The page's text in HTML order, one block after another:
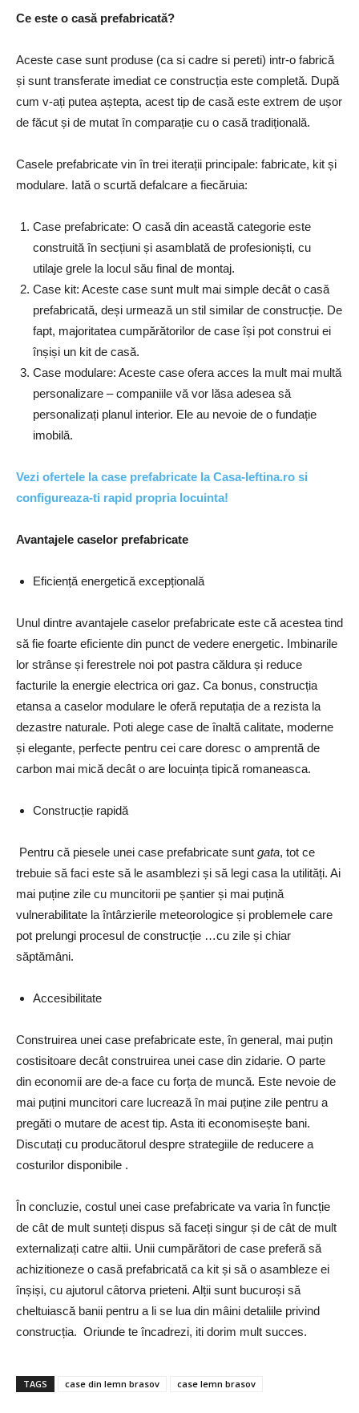
Ce este o casă prefabricată?
Aceste case sunt produse (ca si cadre si pereti) intr-o fabrică
și sunt transferate imediat ce construcția este completă. După
cum v-ați putea aștepta, acest tip de casă este extrem de ușor
de făcut și de mutat în comparație cu o casă tradițională.
Casele prefabricate vin în trei iterații principale: fabricate, kit și
modulare. Iată o scurtă defalcare a fiecăruia:
Case prefabricate: O casă din această categorie este
construită în secțiuni și asamblată de profesioniști, cu
utilaje grele la locul său final de montaj.
Case kit: Aceste case sunt mult mai simple decât o casă
prefabricată, deși urmează un stil similar de construcție. De
fapt, majoritatea cumpărătorilor de case își pot construi ei
înșiși un kit de casă.
Case modulare: Aceste case ofera acces la mult mai multă
personalizare – companiile vă vor lăsa adesea să
personalizați planul interior. Ele au nevoie de o fundație
imobilă.
Vezi ofertele la case prefabricate la Casa-Ieftina.ro si
configureaza-ti rapid propria locuinta!
Avantajele caselor prefabricate
Eficiență energetică excepțională
Unul dintre avantajele caselor prefabricate este că acestea tind
să fie foarte eficiente din punct de vedere energetic. Imbinarile
lor strânse și ferestrele noi pot pastra căldura și reduce
facturile la energie electrica ori gaz. Ca bonus, construcția
etansa a caselor modulare le oferă reputația de a rezista la
dezastre naturale. Poti alege case de înaltă calitate, moderne
și elegante, perfecte pentru cei care doresc o amprentă de
carbon mai mică decât o are locuința tipică romaneasca.
Construcție rapidă
Pentru că piesele unei case prefabricate sunt gata, tot ce
trebuie să faci este să le asamblezi și să legi casa la utilități. Ai
mai puține zile cu muncitorii pe șantier și mai puțină
vulnerabilitate la întârzierile meteorologice și problemele care
pot prelungi procesul de construcție …cu zile și chiar
săptămâni.
Accesibilitate
Construirea unei case prefabricate este, în general, mai puțin
costisitoare decât construirea unei case din zidarie. O parte
din economii are de-a face cu forța de muncă. Este nevoie de
mai puțini muncitori care lucrează în mai puține zile pentru a
pregăti o mutare de acest tip. Asta iti economisește bani.
Discutați cu producătorul despre strategiile de reducere a
costurilor disponibile .
În concluzie, costul unei case prefabricate va varia în funcție
de cât de mult sunteți dispus să faceți singur și de cât de mult
externalizați catre altii. Unii cumpărători de case preferă să
achizitioneze o casă prefabricată ca kit și să o asambleze ei
înșiși, cu ajutorul câtorva prieteni. Alții sunt bucuroși să
cheltuiască banii pentru a li se lua din mâini detaliile privind
construcția. Oriunde te încadrezi, iti dorim mult succes.
TAGS case din lemn brasov case lemn brasov